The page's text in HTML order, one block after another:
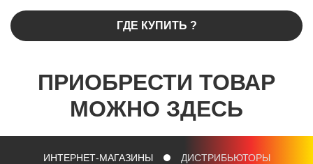
ГДЕ КУПИТЬ ?
ПРИОБРЕСТИ ТОВАР
МОЖНО ЗДЕСЬ
ИНТЕРНЕТ-МАГАЗИНЫ ДИСТРИБЬЮТОРЫ